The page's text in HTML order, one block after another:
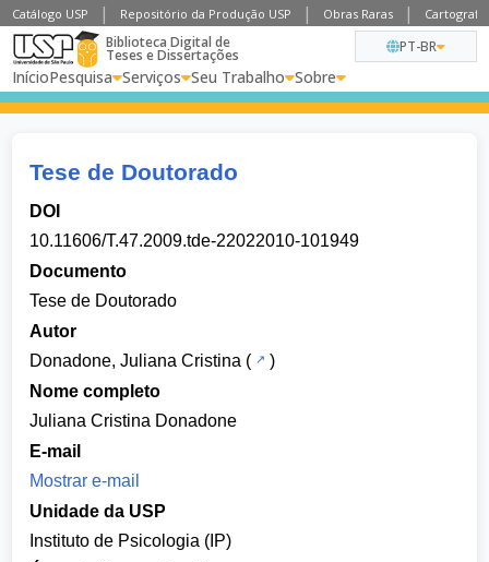
Catálogo USP Repositório da Produção USP Obras Raras
Biblioteca Digital de
Teses e Dissertações
InícioPesquisa Serviços Seu Trabalho Sobre
PT-BR
Tese de Doutorado
DOI
10.11606/T.47.2009.tde-22022010-101949
Documento
Tese de Doutorado
Autor
Donadone, Juliana Cristina (
)
Nome completo
Juliana Cristina Donadone
E-mail
Mostrar e-mail
Unidade da USP
Instituto de Psicologia (IP)